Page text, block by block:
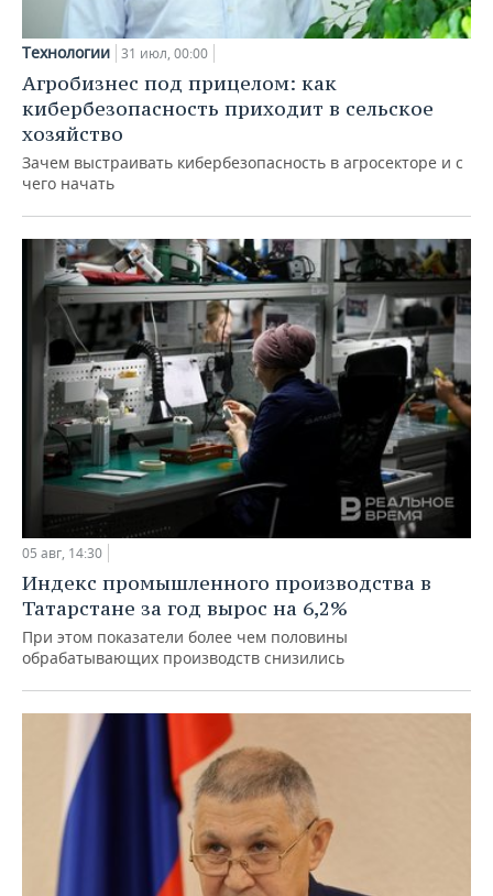
Технологии 31 июл, 00:00
Агробизнес под прицелом: как
кибербезопасность приходит в сельское
хозяйство
Зачем выстраивать кибербезопасность в агросекторе и с
чего начать
05 авг, 14:30
Индекс промышленного производства в
Татарстане за год вырос на 6,2%
При этом показатели более чем половины
обрабатывающих производств снизились